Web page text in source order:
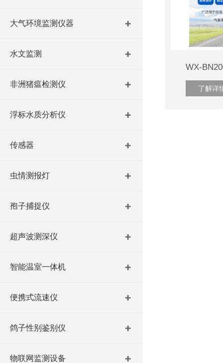
大气环境监测仪器
水文监测
非洲猪瘟检测仪
浮标水质分析仪
传感器
虫情测报灯
孢子捕捉仪
超声波测深仪
智能温室一体机
便携式流速仪
鸽子性别鉴别仪
物联网监测设备
WX-
了解详